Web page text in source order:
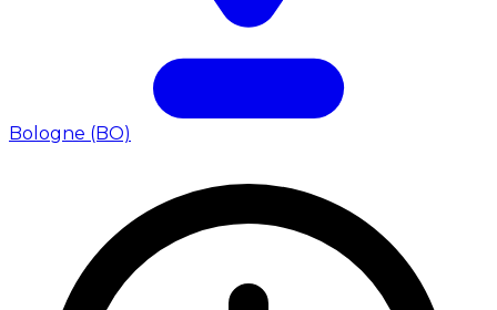
Bologne (BO)